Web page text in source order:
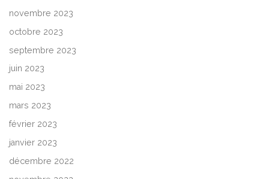
novembre 2023
octobre 2023
septembre 2023
juin 2023
mai 2023
mars 2023
février 2023
janvier 2023
décembre 2022